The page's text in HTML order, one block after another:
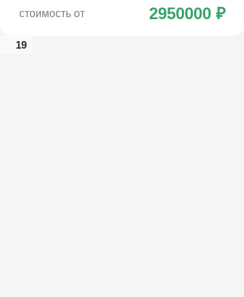
стоимость от 2950000 ₽
19